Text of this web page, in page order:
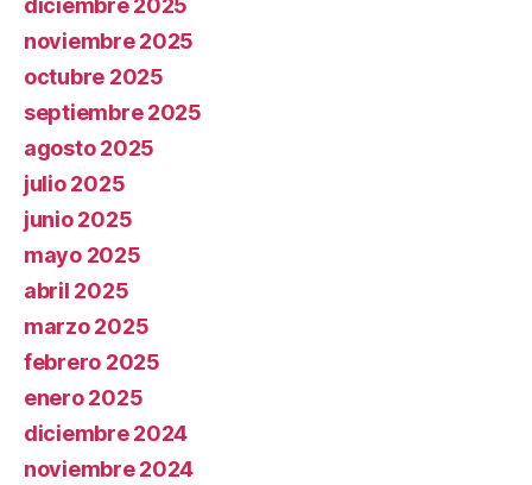
noviembre 2025
octubre 2025
septiembre 2025
agosto 2025
julio 2025
junio 2025
mayo 2025
abril 2025
marzo 2025
febrero 2025
enero 2025
diciembre 2024
noviembre 2024